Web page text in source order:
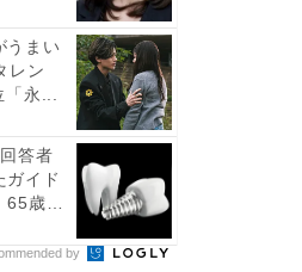
うまい
レン
永...
答者
ガイド
65歳
by